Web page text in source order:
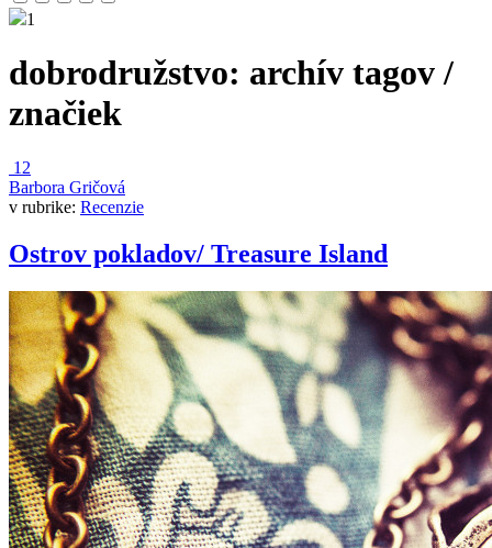
1
dobrodružstvo: archív tagov /
značiek
12
Barbora Gričová
v rubrike: Recenzie
Ostrov pokladov/ Treasure Island